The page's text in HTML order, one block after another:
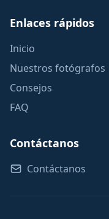
Enlaces rápidos
Inicio
Nuestros fotógrafos
Consejos
FAQ
Contáctanos
Contáctanos